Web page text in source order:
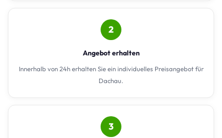
2
Angebot erhalten
Innerhalb von 24h erhalten Sie ein individuelles Preisangebot für
Dachau.
3